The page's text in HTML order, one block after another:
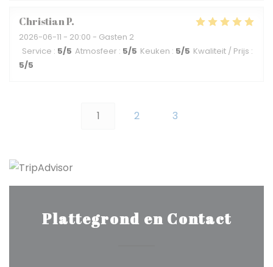
ChristianP
2026-06-11 - 20:00 - Gasten 2
Service : 5/5 Atmosfeer : 5/5 Keuken : 5/5 Kwaliteit / Prijs :
5/5
1 2 3
Plattegrond en Contact